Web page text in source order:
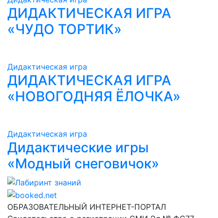
ДИДАКТИЧЕСКАЯ ИГРА
«ЧУДО ТОРТИК»
Дидактическая игра
ДИДАКТИЧЕСКАЯ ИГРА
«НОВОГОДНЯЯ ЁЛОЧКА»
Дидактическая игра
Дидактические игры
«Модный снеговичок»
Лабиринт знаний
ОБРАЗОВАТЕЛЬНЫЙ ИНТЕРНЕТ-ПОРТАЛ